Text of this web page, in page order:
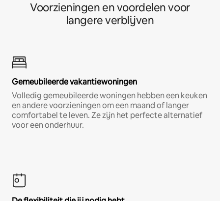
Voorzieningen en voordelen voor
langere verblijven
Gemeubileerde vakantiewoningen
Volledig gemeubileerde woningen hebben een keuken
en andere voorzieningen om een maand of langer
comfortabel te leven. Ze zijn het perfecte alternatief
voor een onderhuur.